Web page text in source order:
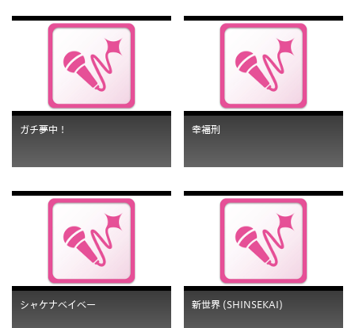
ガチ夢中！ 幸福刑
シャケナベイベー 新世界 (SHINSEKAI)